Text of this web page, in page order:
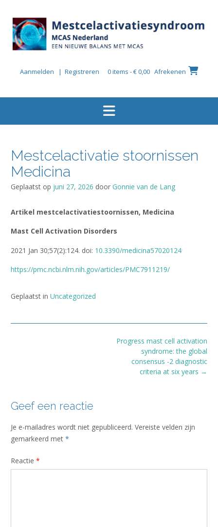
inhoud
Aanmelden | Registreren 0 items - € 0,00 Afrekenen
Mestcelactivatie stoornissen
Medicina
Geplaatst op juni 27, 2026 door Gonnie van de Lang
Artikel mestcelactivatiestoornissen, Medicina
Mast Cell Activation Disorders
2021 Jan 30;57(2):124. doi: 10.3390/medicina57020124
https://pmc.ncbi.nlm.nih.gov/articles/PMC7911219/
Geplaatst in Uncategorized
Progress mast cell activation
syndrome: the global
consensus -2 diagnostic
criteria at six years →
Geef een reactie
Je e-mailadres wordt niet gepubliceerd. Vereiste velden zijn
gemarkeerd met *
Reactie *